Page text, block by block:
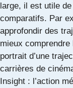
large, il est utile
comparatifs. Par
approfondir des
mieux
portrait d’une
carrières de
Insight : l’action